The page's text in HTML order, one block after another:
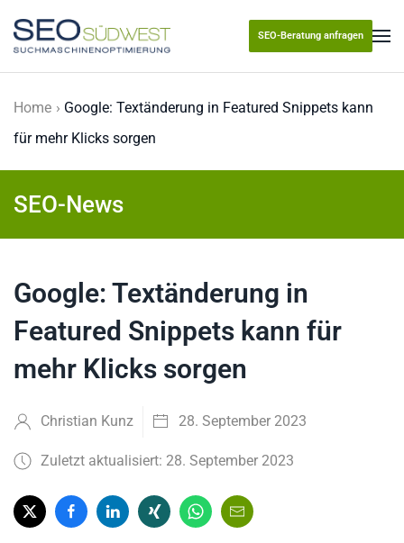
Skip to main content
SEO-Beratung anfragen
Home
Google: Textänderung in Featured Snippets kann
für mehr Klicks sorgen
SEO-News
Google: Textänderung in
Featured Snippets kann für
mehr Klicks sorgen
Christian Kunz 28. September 2023
Zuletzt aktualisiert: 28. September 2023